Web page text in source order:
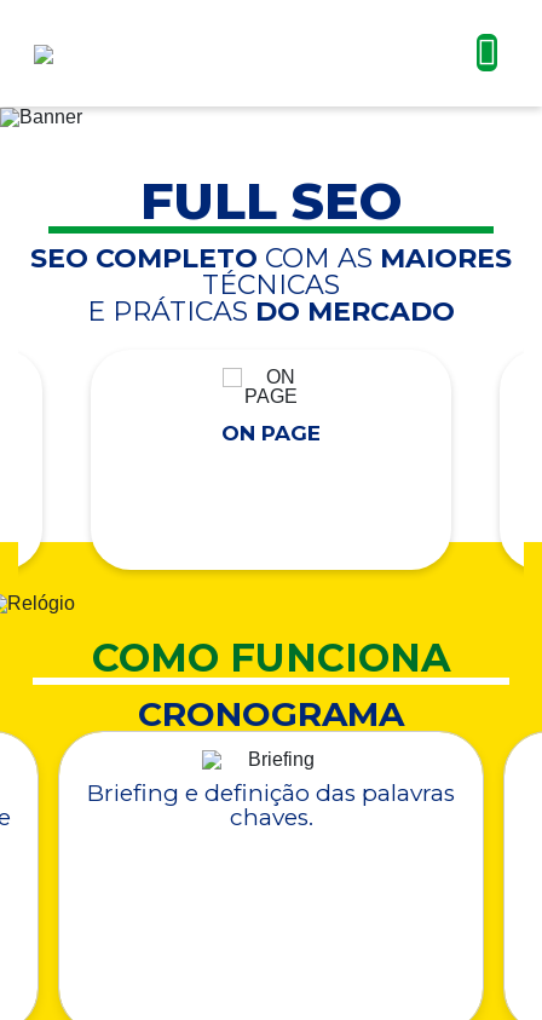
FULL SEO
SEO COMPLETO COM AS MAIORES
TÉCNICAS
E PRÁTICAS DO MERCADO
ON PAGE
COMO FUNCIONA
CRONOGRAMA
Briefing e definição das palavras
chaves.